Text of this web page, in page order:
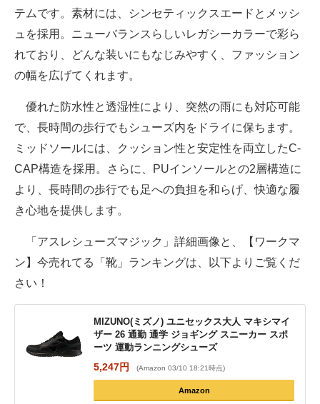
テムです。素材には、シンセティックスエードとメッシ
ュを採用。ニューバランスらしいレガシーカラーで彩ら
れており、どんな装いにもなじみやすく、ファッション
の幅を広げてくれます。
優れた防水性と透湿性により、突然の雨にも対応可能
で、長時間の歩行でもシューズ内をドライに保ちます。
ミッドソールには、クッション性と安定性を両立したC-
CAP構造を採用。さらに、PUインソールとの2層構造に
より、長時間の歩行でも足への負担を和らげ、快適な履
き心地を提供します。
「アスレシューズマジック」詳細画像と、【ワークマ
ン】今売れてる「靴」ランキングは、以下よりご覧くだ
さい！
MIZUNO(ミズノ) ユニセックス大人 マキシマイ
ザー 26 通勤 通学 ジョギング スニーカー スポ
ーツ 運動ランニングシューズ
5,247円 (Amazon 03/10 18:21時点)
Amazon